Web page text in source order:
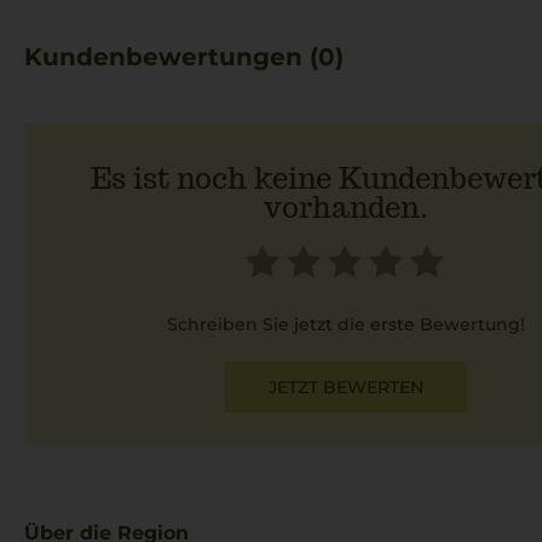
Kundenbewertungen (0)
Es ist noch keine
vorhanden.
Schreiben Sie jetzt die erste Bewertung!
JETZT BEWERTEN
Über die Region